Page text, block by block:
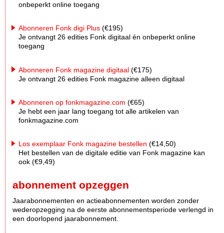
onbeperkt online toegang
Abonneren Fonk digi Plus (€195)
Je ontvangt 26 edities Fonk digitaal én onbeperkt online
toegang
Abonneren Fonk magazine digitaal (€175)
Je ontvangt 26 edities Fonk magazine alleen digitaal
Abonneren op fonkmagazine.com (€65)
Je hebt een jaar lang toegang tot alle artikelen van
fonkmagazine.com
Los exemplaar Fonk magazine bestellen (€14,50)
Het bestellen van de digitale editie van Fonk magazine kan
ook (€9,49)
abonnement opzeggen
Jaarabonnementen en actieabonnementen worden zonder
wederopzegging na de eerste abonnementsperiode verlengd in
een doorlopend jaarabonnement.